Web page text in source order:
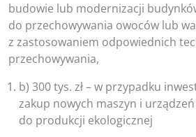
budowie lub modernizacji
do przechowywania owoców lub
z zastosowaniem odpowiednich
przechowywania,
b) 300 tys. zł – w przypadku
zakup nowych maszyn i urządzeń
do produkcji ekologicznej